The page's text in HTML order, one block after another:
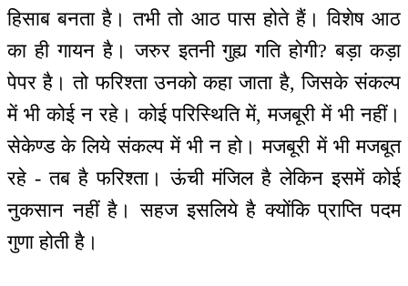
हिसाब बनता है। तभी तो आठ पास होते हैं। विशेष आठ
का ही गायन है। जरुर इतनी गुह्य गति होगी? बड़ा कड़ा
पेपर है। तो फरिश्ता उनको कहा जाता है, जिसके संकल्प
में भी कोई न रहे। कोई परिस्थिति में, मजबूरी में भी नहीं।
सेकेण्ड के लिये संकल्प में भी न हो। मजबूरी में भी मजबूत
रहे - तब है फरिश्ता। ऊंची मंजिल है लेकिन इसमें कोई
नुकसान नहीं है। सहज इसलिये है क्योंकि प्राप्ति पदम
गुणा होती है।